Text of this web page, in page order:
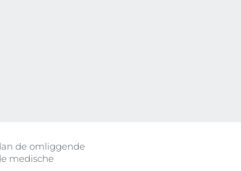
de omliggende
medische